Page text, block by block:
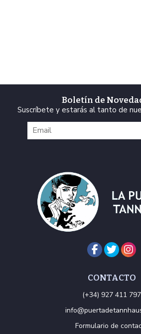
Boletín de
Suscríbete y estarás al tanto de
CONTACTO
(+34) 927 411 797
Formulario de